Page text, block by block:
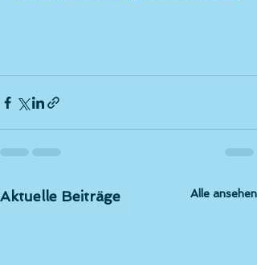
Aktuelle Beiträge Alle ansehen